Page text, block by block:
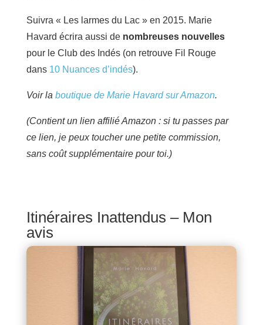
Suivra « Les larmes du Lac » en 2015. Marie
Havard écrira aussi de nombreuses nouvelles
pour le Club des Indés (on retrouve Fil Rouge
dans 10 Nuances d’indés).
Voir la boutique de Marie Havard sur Amazon.
(Contient un lien affilié Amazon : si tu passes par
ce lien, je peux toucher une petite commission,
sans coût supplémentaire pour toi.)
Itinéraires Inattendus – Mon
avis